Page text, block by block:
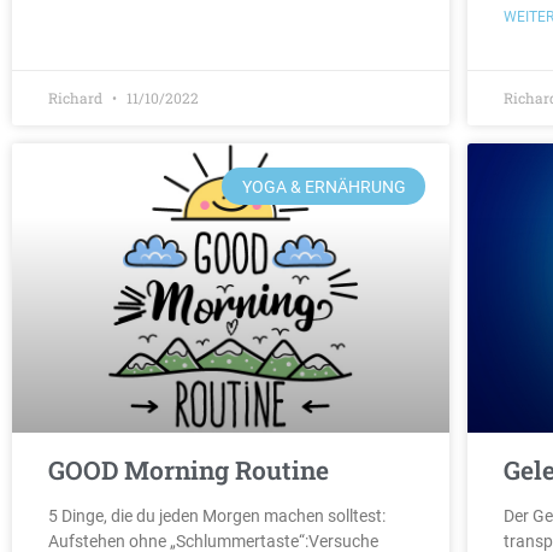
Richard 11/10/2022
YOGA & ERNÄHRUNG
GOOD Morning Routine
5 Dinge, die du jeden Morgen machen solltest:
Aufstehen ohne „Schlummertaste“:Versuche
Der